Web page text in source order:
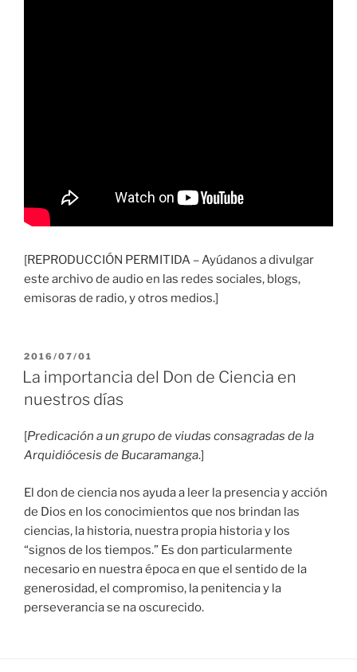
[REPRODUCCIÓN PERMITIDA – Ayúdanos a divulgar
este archivo de audio en las redes sociales, blogs,
emisoras de radio, y otros medios.]
PUBLICADO
EL
2016/07/01
La importancia del Don de Ciencia en
nuestros días
[Predicación a un grupo de viudas consagradas de la
Arquidiócesis de Bucaramanga.]
El don de ciencia nos ayuda a leer la presencia y acción
de Dios en los conocimientos que nos brindan las
ciencias, la historia, nuestra propia historia y los
“signos de los tiempos.” Es don particularmente
necesario en nuestra época en que el sentido de la
generosidad, el compromiso, la penitencia y la
perseverancia se na oscurecido.